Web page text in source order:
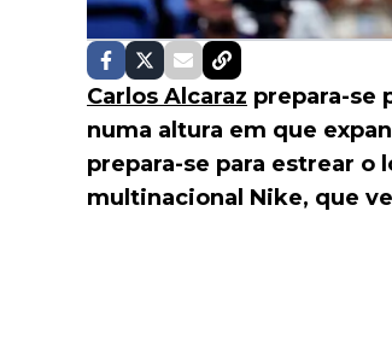
Carlos Alcaraz prepara-se
numa altura em que
prepara-se para estrear o
multinacional Nike, que